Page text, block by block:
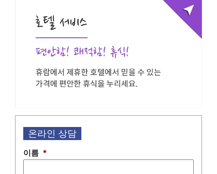
온라인 상담
이름 *